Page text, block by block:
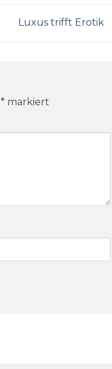
Luxus trifft Erotik
* markiert